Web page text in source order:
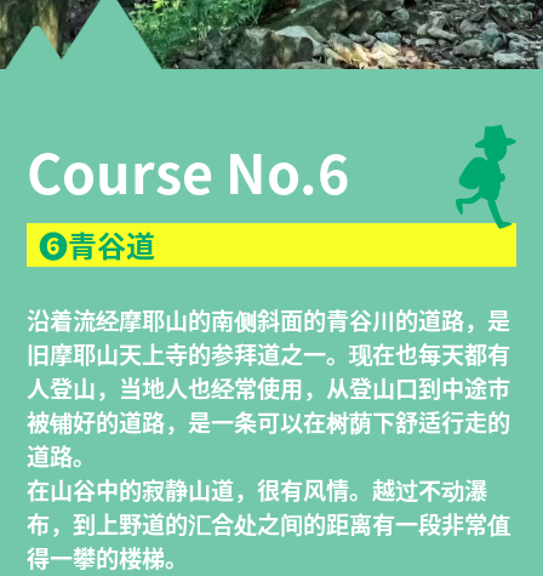
Course No.6
❻青谷道
沿着流经摩耶山的南侧斜面的青谷川的道路，是
旧摩耶山天上寺的参拜道之一。现在也每天都有
人登山，当地人也经常使用，从登山口到中途市
被铺好的道路，是一条可以在树荫下舒适行走的
道路。
在山谷中的寂静山道，很有风情。越过不动瀑
布，到上野道的汇合处之间的距离有一段非常值
得一攀的楼梯。